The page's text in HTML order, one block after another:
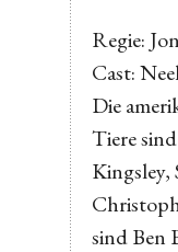
Regie:
Cast:
Die
Tiere
Kingsley,
sind Ben